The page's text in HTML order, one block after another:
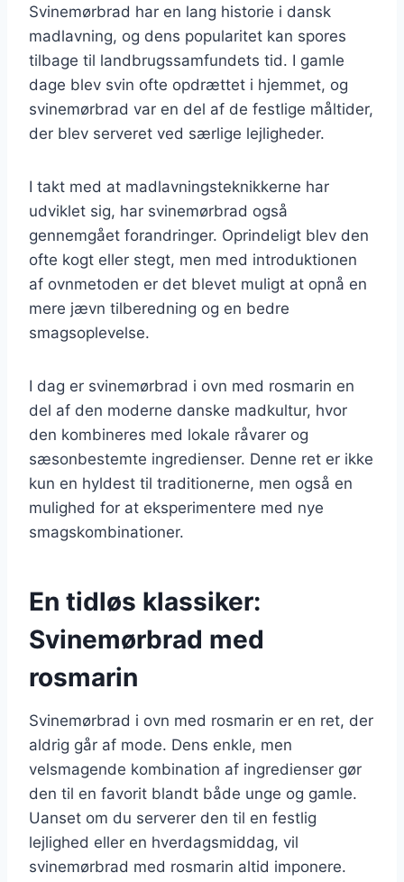
Svinemørbrad har en lang historie i dansk
madlavning, og dens popularitet kan spores
tilbage til landbrugssamfundets tid. I gamle
dage blev svin ofte opdrættet i hjemmet, og
svinemørbrad var en del af de festlige måltider,
der blev serveret ved særlige lejligheder.
I takt med at madlavningsteknikkerne har
udviklet sig, har svinemørbrad også
gennemgået forandringer. Oprindeligt blev den
ofte kogt eller stegt, men med introduktionen
af ovnmetoden er det blevet muligt at opnå en
mere jævn tilberedning og en bedre
smagsoplevelse.
I dag er svinemørbrad i ovn med rosmarin en
del af den moderne danske madkultur, hvor
den kombineres med lokale råvarer og
sæsonbestemte ingredienser. Denne ret er ikke
kun en hyldest til traditionerne, men også en
mulighed for at eksperimentere med nye
smagskombinationer.
En tidløs klassiker:
Svinemørbrad med
rosmarin
Svinemørbrad i ovn med rosmarin er en ret, der
aldrig går af mode. Dens enkle, men
velsmagende kombination af ingredienser gør
den til en favorit blandt både unge og gamle.
Uanset om du serverer den til en festlig
lejlighed eller en hverdagsmiddag, vil
svinemørbrad med rosmarin altid imponere.